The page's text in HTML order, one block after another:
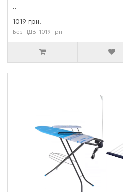
..
1019 грн.
Без ПДВ: 1019 грн.